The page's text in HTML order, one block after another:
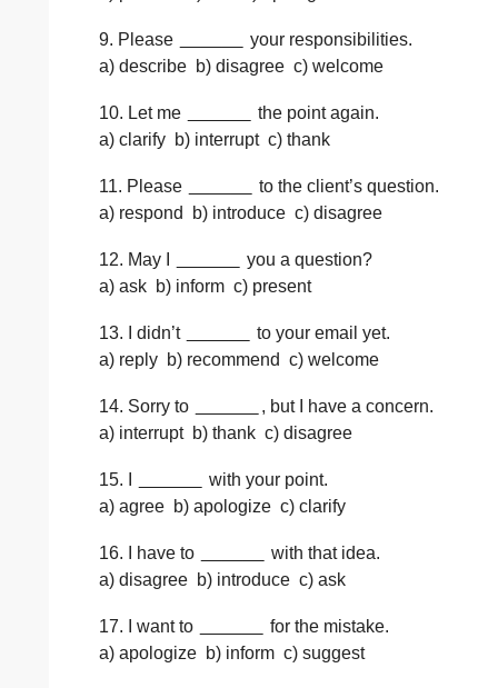
9. Please
your responsibilities.
a) describe b) disagree c) welcome
10. Let me
the point again.
a) clarify b) interrupt c) thank
11. Please
to the client’s question.
a) respond b) introduce c) disagree
12. May I
you a question?
a) ask b) inform c) present
13. I didn’t
to your email yet.
a) reply b) recommend c) welcome
14. Sorry to
, but I have a concern.
a) interrupt b) thank c) disagree
15. I
with your point.
a) agree b) apologize c) clarify
16. I have to
with that idea.
a) disagree b) introduce c) ask
17. I want to
for the mistake.
a) apologize b) inform c) suggest